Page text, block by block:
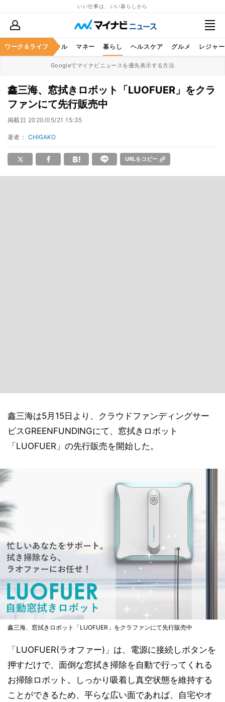
いい仕事は、いい暮らしから
ワーク＆ライフ
ア ビジネススキル マネー 暮らし ヘルスケア グルメ レジャー
Googleでマイナビニュースを優先表示する方法
鑫三海、窓拭きロボット「LUOFUER」をクラ
ファンにて先行販売中
掲載日 2020/05/21 15:35
著者： CHIGAKO
URLをコピー
鑫三海は5月15日より、クラウドファンディングサー
ビスGREENFUNDINGにて、窓拭きロボット
「LUOFUER」の先行販売を開始した。
鑫三海、窓拭きロボット「LUOFUER」をクラファンにて先行販売中
「LUOFUER(ラオファー)」は、電源に接続しボタンを
押すだけで、面倒な窓拭き掃除を自動で行ってくれる
お掃除ロボット。しっかり吸着し真空状態を維持する
ことができるため、平らな広い面であれば、自宅やオ